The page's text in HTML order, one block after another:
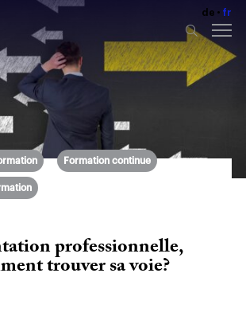
de fr
Formation continue
professionnelle,
trouver sa voie?